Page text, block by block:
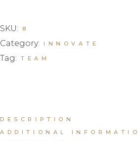
SKU: 8
Category: INNOVATE
Tag: TEAM
DESCRIPTION
ADDITIONAL